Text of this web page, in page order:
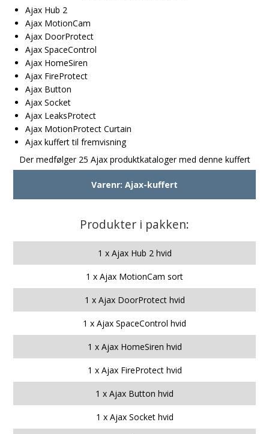
Ajax Hub 2
Ajax MotionCam
Ajax DoorProtect
Ajax SpaceControl
Ajax HomeSiren
Ajax FireProtect
Ajax Button
Ajax Socket
Ajax LeaksProtect
Ajax MotionProtect Curtain
Ajax kuffert til fremvisning
Der medfølger 25 Ajax produktkataloger med denne kuffert
Varenr: Ajax-kuffert
Produkter i pakken:
1 x Ajax Hub 2 hvid
1 x Ajax MotionCam sort
1 x Ajax DoorProtect hvid
1 x Ajax SpaceControl hvid
1 x Ajax HomeSiren hvid
1 x Ajax FireProtect hvid
1 x Ajax Button hvid
1 x Ajax Socket hvid